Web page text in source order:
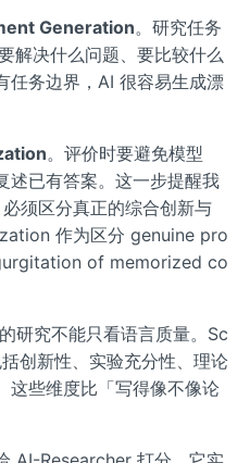
Generation。研究任务
解决什么问题、要比较什么
任务边界，AI 很容易生成漂
。评价时要避免模型
述已有答案。这一步提醒我
须区分真正的综合创新与
作为区分 genuine pro
of memorized co
研究不能只看语言质量。Sc
创新性、实验充分性、理论
这些维度比「写得像不像论